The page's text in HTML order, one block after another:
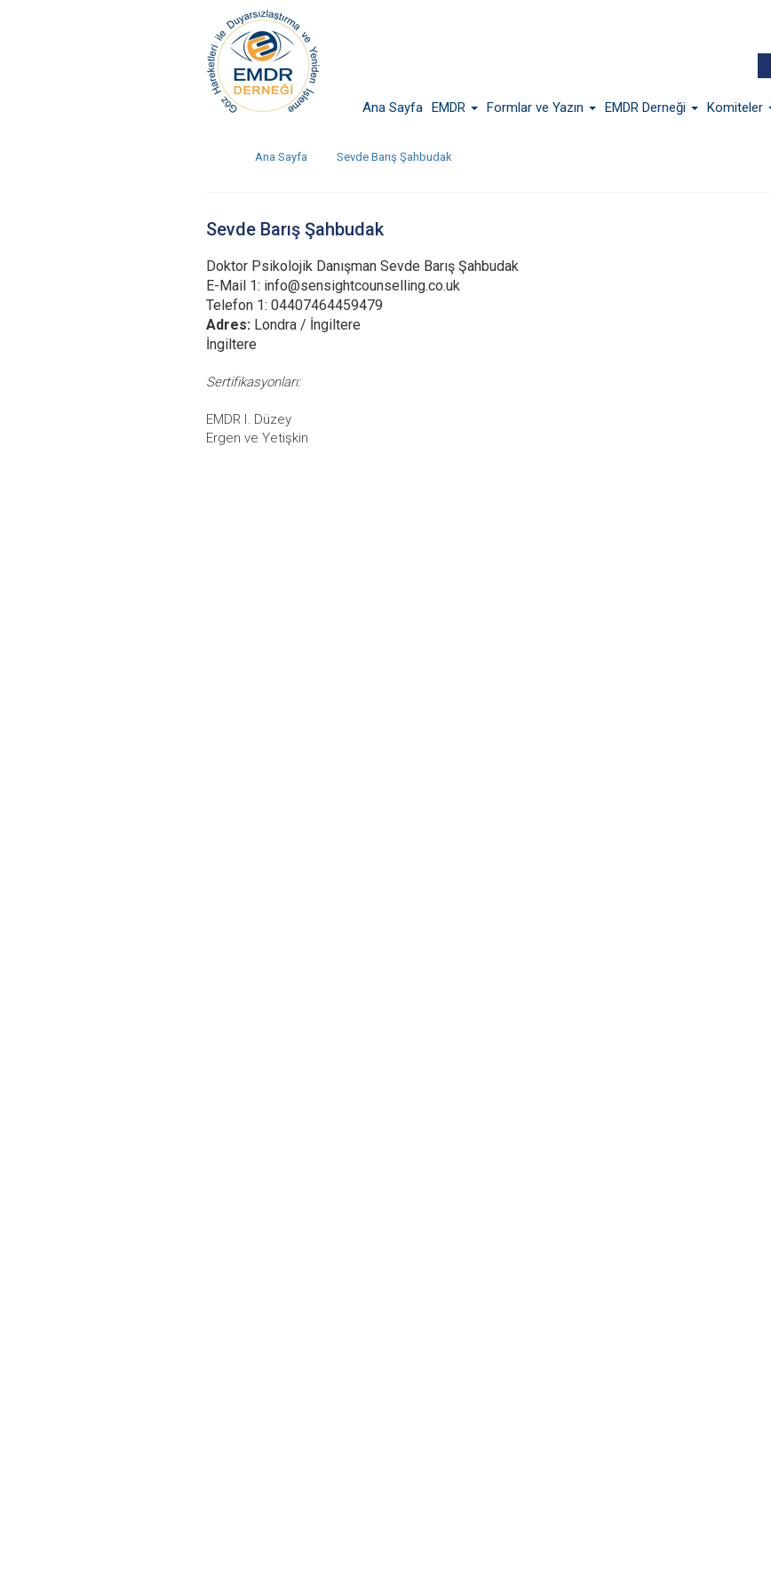
Ana Sayfa EMDR Formlar ve Yazın EMDR Derneği Komiteler
Ana Sayfa Sevde Barış Şahbudak
Sevde Barış Şahbudak
Doktor Psikolojik Danışman Sevde Barış Şahbudak
E-Mail 1: info@sensightcounselling.co.uk
Telefon 1: 04407464459479
Adres: Londra / İngiltere
İngiltere
Sertifikasyonları:
EMDR I. Düzey
Ergen ve Yetişkin